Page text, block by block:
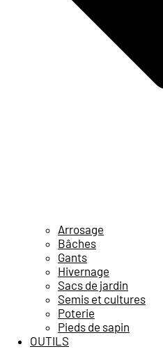
Arrosage
Bâches
Gants
Hivernage
Sacs de jardin
Semis et cultures
Poterie
Pieds de sapin
OUTILS